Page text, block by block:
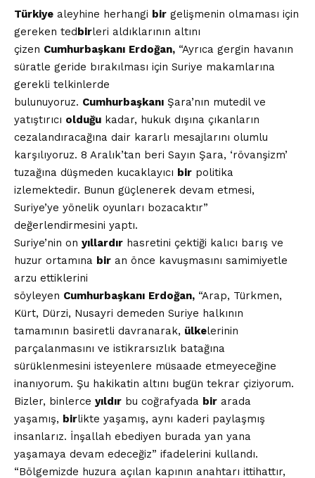
Türkiye aleyhine herhangi bir gelişmenin olmaması için
gereken ted birleri aldıklarının altını
çizen Cumhurbaşkanı Erdoğan, “Ayrıca gergin havanın
süratle geride bırakılması için Suriye makamlarına
gerekli telkinlerde
bulunuyoruz. Cumhurbaşkanı Şara’nın mutedil ve
yatıştırıcı olduğu kadar, hukuk dışına çıkanların
cezalandıracağına dair kararlı mesajlarını olumlu
karşılıyoruz. 8 Aralık’tan beri Sayın Şara, ‘rövanşizm’
tuzağına düşmeden kucaklayıcı bir politika
izlemektedir. Bunun güçlenerek devam etmesi,
Suriye’ye yönelik oyunları bozacaktır”
değerlendirmesini yaptı.
Suriye’nin on yıllardır hasretini çektiği kalıcı barış ve
huzur ortamına bir an önce kavuşmasını samimiyetle
arzu ettiklerini
söyleyen Cumhurbaşkanı Erdoğan, “Arap, Türkmen,
Kürt, Dürzi, Nusayri demeden Suriye halkının
tamamının basiretli davranarak, ülkelerinin
parçalanmasını ve istikrarsızlık batağına
sürüklenmesini isteyenlere müsaade etmeyeceğine
inanıyorum. Şu hakikatin altını bugün tekrar çiziyorum.
Bizler, binlerce yıldır bu coğrafyada bir arada
yaşamış, birlikte yaşamış, aynı kaderi paylaşmış
insanlarız. İnşallah ebediyen burada yan yana
yaşamaya devam edeceğiz” ifadelerini kullandı.
“Bölgemizde huzura açılan kapının anahtarı ittihattır,